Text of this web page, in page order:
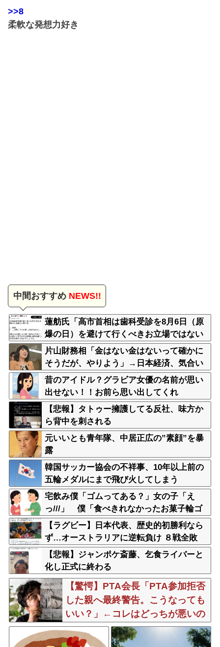
>>8
柔軟な発想力好き
中間おすすめNEWS!!
蓮舫氏「高市首相は歯科受診を8月6日（原
爆の日）を避けて行くべきお立場ではない
でしょうか」
片山財務相「金はない金はないって確かに
そうだが、やりよう」→日本経済、気合い
で何とかする模様
昔のアイドル？グラビア女優の名前が思い
出せない！！お前ら思い出してくれ
【悲報】タトゥー擁護してる反社、味方か
ら背中を刺される
元いいとも青年隊、中居正広の”素顔”を暴
露
韓国サッカー協会の不祥事、10年以上前の
五輪メダルにまで飛び火してしまう
宅飲み僕「ゴムってある？」女の子「え
っ///」 僕「食べきれなかったお菓子輪ゴ
ムで縛りたくて」女の子「⋯あ、そ、そっ
か///」
【ラグビー】日本代表、歴史的初勝利なら
ず…オーストラリアに逆転負け ８戦全敗
【悲報】ジャンポケ斎藤、乞食ライバーと
化し正式に終わる
【驚愕】PTA会長「PTA参加拒否
した親へ最終警告。こうなっても
いい？」←コレはどっちが悪いの
か？大論争が巻き起こってしま
う…